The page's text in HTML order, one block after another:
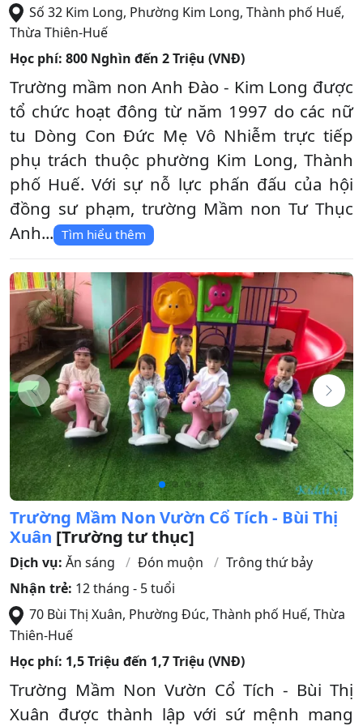
Số 32 Kim Long, Phường Kim Long, Thành phố Huế,
Thừa Thiên-Huế
Học phí: 800 Nghìn đến 2 Triệu (VNĐ)
Trường mầm non Anh Đào - Kim Long được
tổ chức hoạt đông từ năm 1997 do các nữ
tu Dòng Con Đức Mẹ Vô Nhiễm trực tiếp
phụ trách thuộc phường Kim Long, Thành
phố Huế. Với sự nỗ lực phấn đấu của hội
đồng sư phạm, trường Mầm non Tư Thục
Anh... Tìm hiểu thêm
Trường Mầm Non Vườn Cổ Tích - Bùi Thị
Xuân [Trường tư thục]
Dịch vụ: Ăn sáng Đón muộn
Trông thứ bảy
Nhận trẻ: 12 tháng - 5 tuổi
70 Bùi Thị Xuân, Phường Đúc, Thành phố Huế, Thừa
Thiên-Huế
Học phí: 1,5 Triệu đến 1,7 Triệu (VNĐ)
Trường Mầm Non Vườn Cổ Tích - Bùi Thị
Xuân được thành lập với sứ mệnh mang